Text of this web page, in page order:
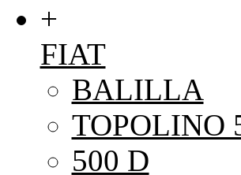
+
FIAT
BALILLA
TOPOLINO
500 D